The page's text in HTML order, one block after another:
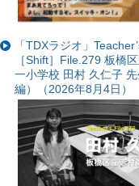
「TDXラジオ」
［Shift］File.279 板橋
一小学校 田村 久仁子
編）（2026年8月4日）